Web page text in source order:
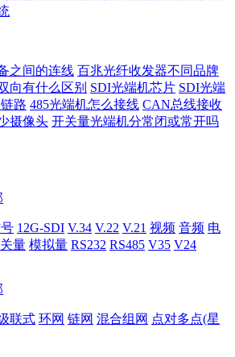
之间的连线 百兆光纤收发器不同品牌
向有什么区别 SDI光端机芯片 SDI光端
路 485光端机怎么接线 CAN总线接收
摄像头 开关量光端机分常闭或常开吗
12G-SDI V.34 V.22 V.21 视频 音频 电
量 模拟量 RS232 RS485 V35 V24
联式 环网 链网 混合组网 点对多点(星